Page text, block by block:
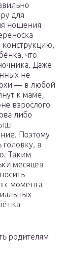
для
ношения
конструкцию,
что
Даже
не
— в любой
к маме,
взрослого
либо
Поэтому
в
Таким
месяцев
носить
с момента
родителям